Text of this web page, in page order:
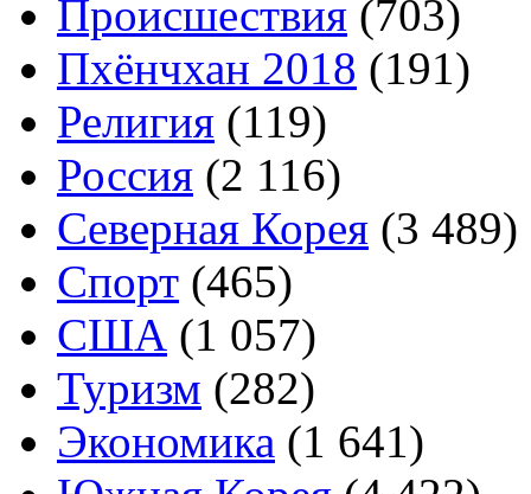
Происшествия (703)
Пхёнчхан 2018 (191)
Религия (119)
Россия (2 116)
Северная Корея (3 489)
Спорт (465)
США (1 057)
Туризм (282)
Экономика (1 641)